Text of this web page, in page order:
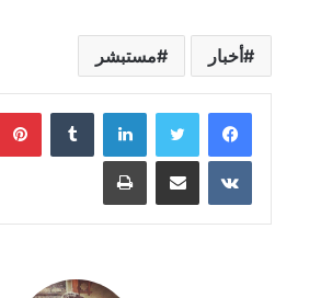
أخبار مستبشر
لينكدإن
مشاركة عبر البريد طباعة